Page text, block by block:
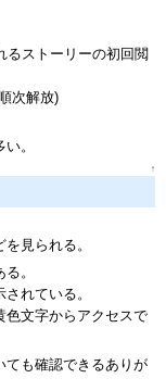
るストーリーの初回閲
次解放)
。
↑
見られる。
。
れている。
色文字からアクセスで
ても確認できるありが